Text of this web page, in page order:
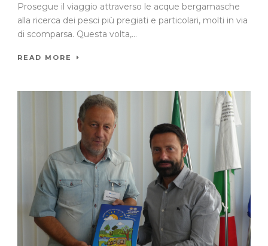
Prosegue il viaggio attraverso le acque bergamasche
alla ricerca dei pesci più pregiati e particolari, molti in via
di scomparsa. Questa volta,...
READ MORE